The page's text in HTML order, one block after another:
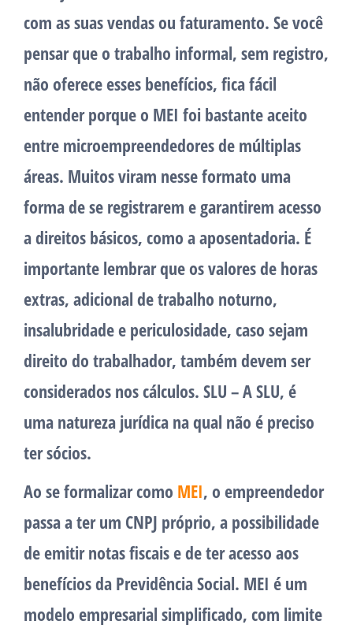
com as suas vendas ou faturamento. Se você
pensar que o trabalho informal, sem registro,
não oferece esses benefícios, fica fácil
entender porque o MEI foi bastante aceito
entre microempreendedores de múltiplas
áreas. Muitos viram nesse formato uma
forma de se registrarem e garantirem acesso
a direitos básicos, como a aposentadoria. É
importante lembrar que os valores de horas
extras, adicional de trabalho noturno,
insalubridade e periculosidade, caso sejam
direito do trabalhador, também devem ser
considerados nos cálculos. SLU – A SLU, é
uma natureza jurídica na qual não é preciso
ter sócios.
Ao se formalizar como MEI, o empreendedor
passa a ter um CNPJ próprio, a possibilidade
de emitir notas fiscais e de ter acesso aos
benefícios da Previdência Social. MEI é um
modelo empresarial simplificado, com limite